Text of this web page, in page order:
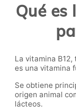
Qué es
La vitamina
es una vitamina
Se obtiene
origen animal
lácteos.